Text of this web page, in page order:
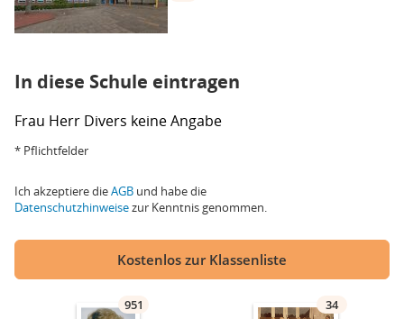
In diese Schule eintragen
Frau Herr Divers keine Angabe
* Pflichtfelder
Ich akzeptiere dieAGB und habe die
Datenschutzhinweisezur Kenntnis genommen.
Kostenlos zur Klassenliste
951 34